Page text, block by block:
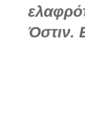
Όστιν.